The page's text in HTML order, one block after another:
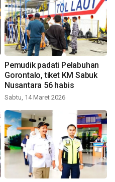
Pemudik padati Pelabuhan
Gorontalo, tiket KM Sabuk
Nusantara 56 habis
Sabtu, 14 Maret 2026